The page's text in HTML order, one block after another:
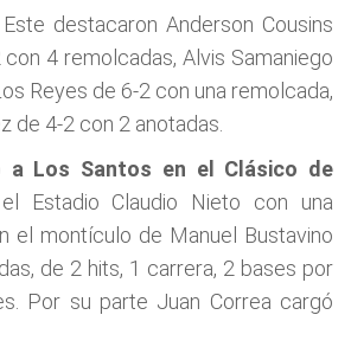
destacaron Anderson Cousins
4 remolcadas, Alvis Samaniego
Reyes de 6-2 con una remolcada,
de 4-2 con 2 anotadas.
a Los Santos en el Clásico de
Estadio Claudio Nieto con una
el montículo de Manuel Bustavino
de 2 hits, 1 carrera, 2 bases por
Por su parte Juan Correa cargó